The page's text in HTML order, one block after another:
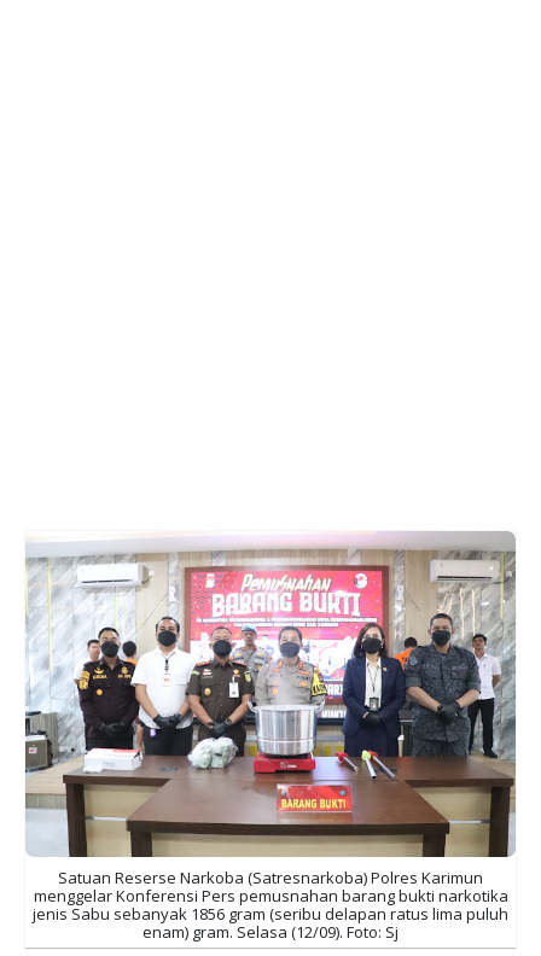
Satuan Reserse Narkoba (Satresnarkoba) Polres Karimun
menggelar Konferensi Pers pemusnahan barang bukti narkotika
jenis Sabu sebanyak 1856 gram (seribu delapan ratus lima puluh
enam) gram. Selasa (12/09). Foto: Sj